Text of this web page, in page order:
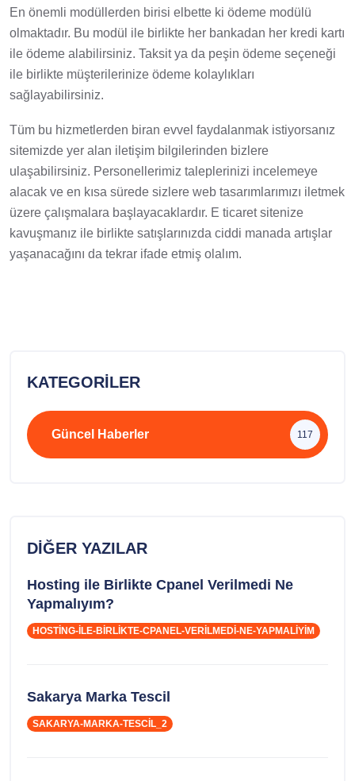
En önemli modüllerden birisi elbette ki ödeme modülü
olmaktadır. Bu modül ile birlikte her bankadan her kredi kartı
ile ödeme alabilirsiniz. Taksit ya da peşin ödeme seçeneği
ile birlikte müşterilerinize ödeme kolaylıkları
sağlayabilirsiniz.
Tüm bu hizmetlerden biran evvel faydalanmak istiyorsanız
sitemizde yer alan iletişim bilgilerinden bizlere
ulaşabilirsiniz. Personellerimiz taleplerinizi incelemeye
alacak ve en kısa sürede sizlere web tasarımlarımızı iletmek
üzere çalışmalara başlayacaklardır. E ticaret sitenize
kavuşmanız ile birlikte satışlarınızda ciddi manada artışlar
yaşanacağını da tekrar ifade etmiş olalım.
KATEGORILER
Güncel Haberler 117
DIĞER YAZILAR
Hosting ile Birlikte Cpanel Verilmedi Ne
Yapmalıyım?
HOSTING-ILE-BIRLIKTE-CPANEL-VERILMEDI-NE-YAPMALIYIM
Sakarya Marka Tescil
SAKARYA-MARKA-TESCIL_2